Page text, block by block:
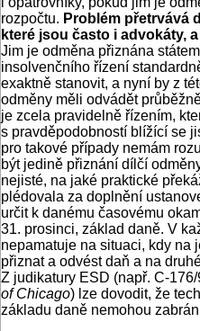
rozpočtu. Problém přetrvává
které jsou často i advokáty,
Jim je odměna přiznána
insolvenčního řízení
exaktně stanovit, a nyní by z
odměny měli odvádět
je zcela pravidelně řízením,
s pravděpodobností blížící se
pro takové případy nemám
být jedině přiznání dílčí
nejisté, na jaké praktické
plédovala za doplnění
určit k danému časovému
31. prosinci, základ daně. V
nepamatuje na situaci, kdy na
přiznat a odvést daň a na
Z judikatury ESD (např. C-176/
of Chicago) lze dovodit, že
základu daně nemohou